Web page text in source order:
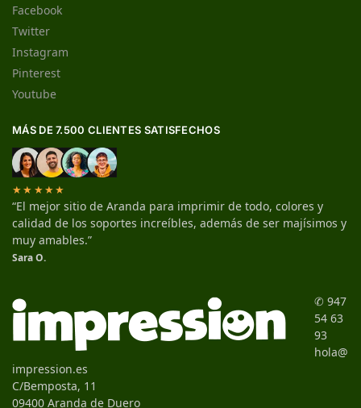
Facebook
Twitter
Instagram
Pinterest
Youtube
MÁS DE 7.500 CLIENTES SATISFECHOS
★★★★★
“El mejor sitio de Aranda para imprimir de todo, colores y
calidad de los soportes increíbles, además de ser majísimos y
muy amables.”
Sara O.
✆ 947
54 63
93
hola@
impression.es
C/Bemposta, 11
09400 Aranda de Duero